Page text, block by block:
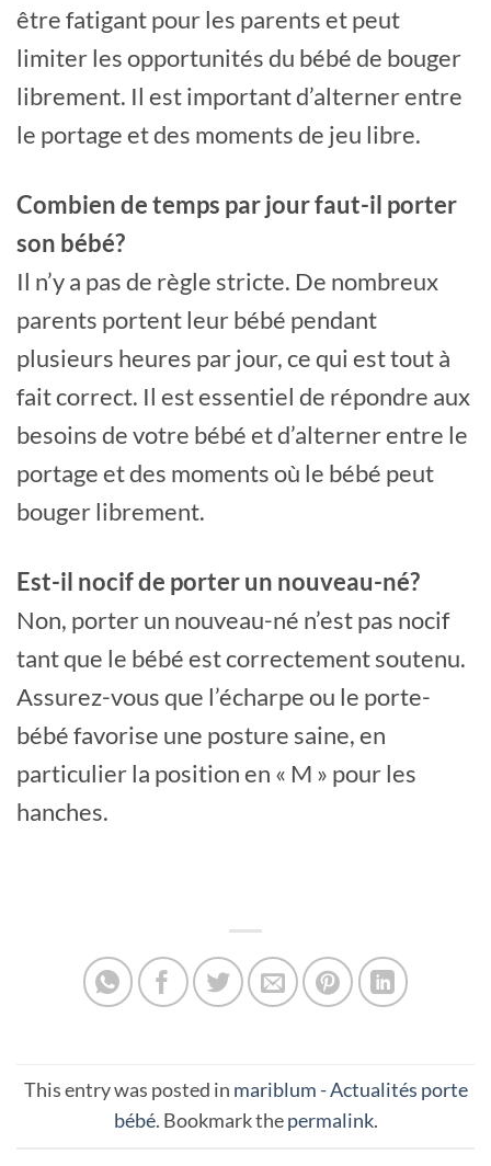
être fatigant pour les parents et peut
limiter les opportunités du bébé de bouger
librement. Il est important d’alterner entre
le portage et des moments de jeu libre.
Combien de temps par jour faut-il porter
son bébé?
Il n’y a pas de règle stricte. De nombreux
parents portent leur bébé pendant
plusieurs heures par jour, ce qui est tout à
fait correct. Il est essentiel de répondre aux
besoins de votre bébé et d’alterner entre le
portage et des moments où le bébé peut
bouger librement.
Est-il nocif de porter un nouveau-né?
Non, porter un nouveau-né n’est pas nocif
tant que le bébé est correctement soutenu.
Assurez-vous que l’écharpe ou le porte-
bébé favorise une posture saine, en
particulier la position en « M » pour les
hanches.
This entry was posted in mariblum - Actualités porte
bébé. Bookmark thepermalink.